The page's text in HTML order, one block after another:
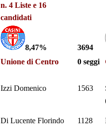
n. 4 Liste e 16
candidati
8,47%
3694
Unione di Centro 0 seggi
Izzi Domenico 1563
Di Lucente Florindo 1128